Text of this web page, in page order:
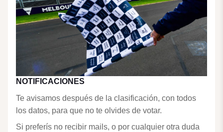
NOTIFICACIONES
Te avisamos después de la clasificación, con todos
los datos, para que no te olvides de votar.
Si preferís no recibir mails, o por cualquier otra duda